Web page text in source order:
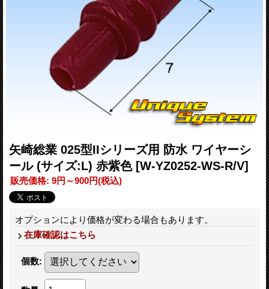
矢崎総業 025型IIシリーズ用 防水 ワイヤーシ
ール (サイズ:L) 赤紫色 [W-YZ0252-WS-R/V]
販売価格: 9円～900円(税込)
オプションにより価格が変わる場合もあります。
在庫確認はこちら
個数: